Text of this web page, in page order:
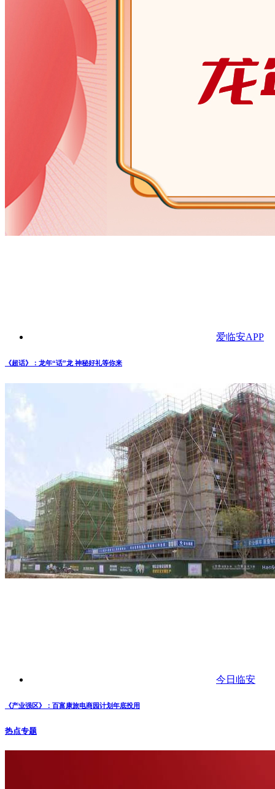
爱临安APP
《超话》：龙年“话”龙 神秘好礼等你来
今日临安
《产业强区》：百富康旅电商园计划年底投用
热点专题